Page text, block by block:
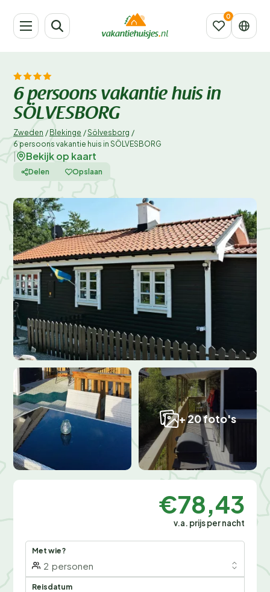
6 persoons vakantie huis in
SÖLVESBORG
Zweden / Blekinge /Sölvesborg /
6 persoons vakantie huis in SÖLVESBORG
Bekijk op kaart
Delen Opslaan
+ 20 foto's
€78,43
v.a. prijs per nacht
Met wie?
2 personen
Reisdatum